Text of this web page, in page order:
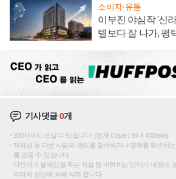
소비자·유통
이부진 야심작 '신
텔보다 잘 나가, 평
기사댓글0개
200자까지 쓰실 수 있습니다. (현재 0 byte / 최대 400byte)
저작권 등 다른 사람의 권리를 침해하거나 명예를 훼손하
를 받을 수 있습니다.
타인에게 불쾌감을 주는 욕설 등 비하하는 단어가 내용에
리자의 판단에 의해 삭제 합니다.